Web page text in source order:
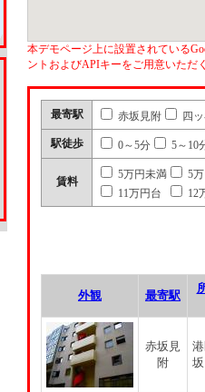
本デモページ上に設置されている
ントおよびAPIキーをご用意いただ
最寄駅 赤坂見附 四
駅徒歩 0～5分 5～10
賃料
5万円未満
5
11万円台
12
外観 最寄駅
赤坂見
附